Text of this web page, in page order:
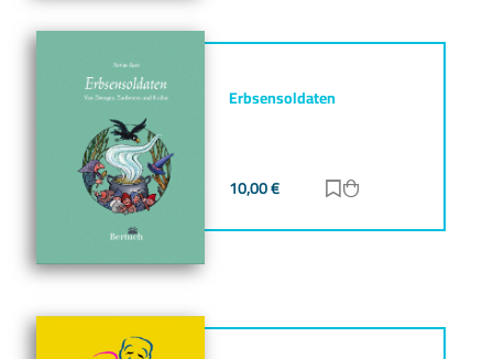
Erbsensoldaten
10,00€ Zur Merkliste